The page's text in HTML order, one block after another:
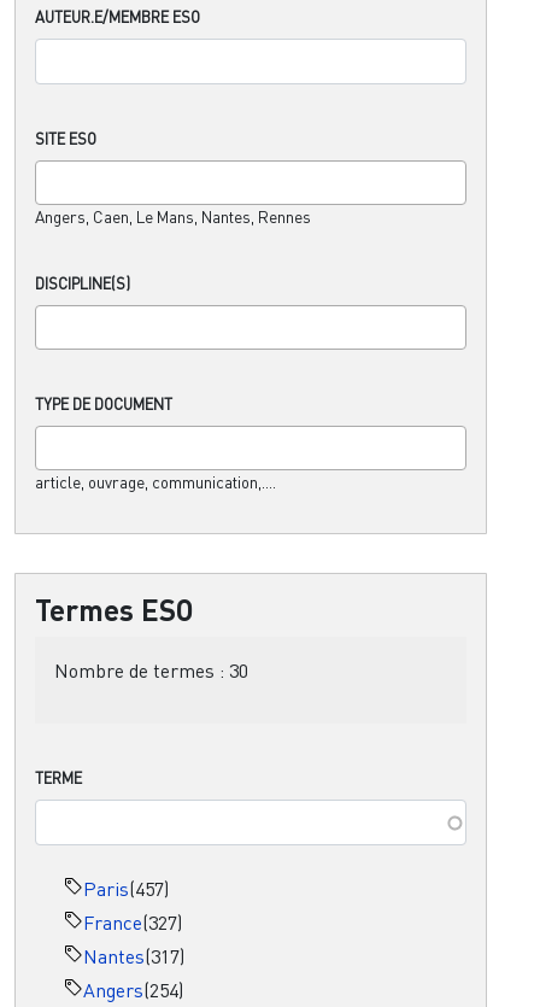
AUTEUR.E/MEMBRE ESO
SITE ESO
Angers, Caen, Le Mans, Nantes, Rennes
DISCIPLINE(S)
TYPE DE DOCUMENT
article, ouvrage, communication,....
Termes ESO
Nombre de termes : 30
TERME
Paris(457)
France(327)
Nantes(317)
Angers(254)